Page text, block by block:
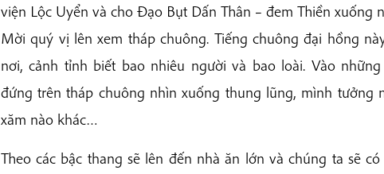
viện Lộc Uyển và cho Đạo Bụt Dấn Thân – đem Thiền xuống
Mời quý vị lên xem tháp chuông. Tiếng chuông đại hồng
nơi, cảnh tỉnh biết bao nhiêu người và bao loài. Vào
đứng trên tháp chuông nhìn xuống thung lũng, mình tưởng
xăm nào khác…
Theo các bậc thang sẽ lên đến nhà ăn lớn và chúng ta sẽ